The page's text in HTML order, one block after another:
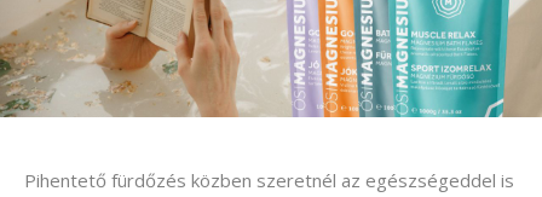
Pihentető fürdőzés közben szeretnél az egészségeddel is